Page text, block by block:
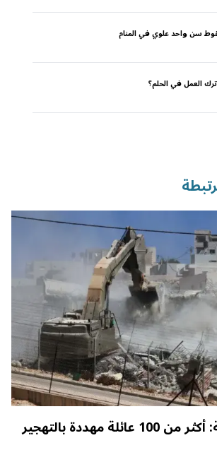
سن واحد علوي في المنام
العمل في الحلم؟
منظمة إسرائيلية: أكثر من 100 عائلة مهددة بالتهجير